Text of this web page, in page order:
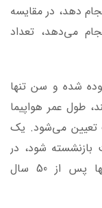
دهد، در مقایسه
می‌دهد، تعداد
شده و سن تنها
طول عمر هواپیما
تعیین می‌شود. یک
شود، در
حالی که هواپیمای دیگر ممکن است تنها پس از 50 سال